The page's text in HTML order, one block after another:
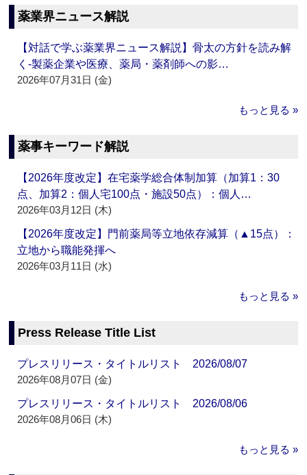
薬業界ニュース解説
【対話で学ぶ薬業界ニュース解説】骨太の方針を読み解
く‐製薬企業や医療、薬局・薬剤師への影…
2026年07月31日 (金)
もっと見る »
薬事キーワード解説
【2026年度改定】在宅薬学総合体制加算（加算1：30
点、加算2：個人宅100点・施設50点）：個人…
2026年03月12日 (木)
【2026年度改定】門前薬局等立地依存減算（▲15点）：
立地から職能発揮へ
2026年03月11日 (水)
もっと見る »
Press Release Title List
プレスリリース・タイトルリスト 2026/08/07
2026年08月07日 (金)
プレスリリース・タイトルリスト 2026/08/06
2026年08月06日 (木)
もっと見る »